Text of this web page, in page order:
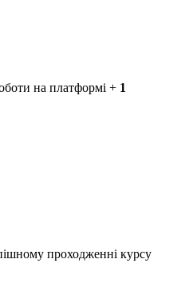
на платформі + 1
проходженні курсу